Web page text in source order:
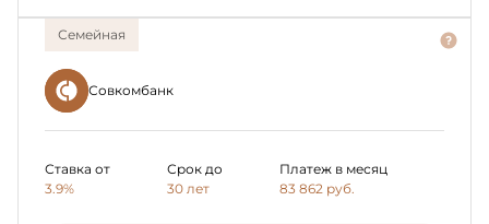
Семейная
Совкомбанк
Ставка от
3.9%
Срок до
30 лет
Платеж в месяц
83 862 руб.